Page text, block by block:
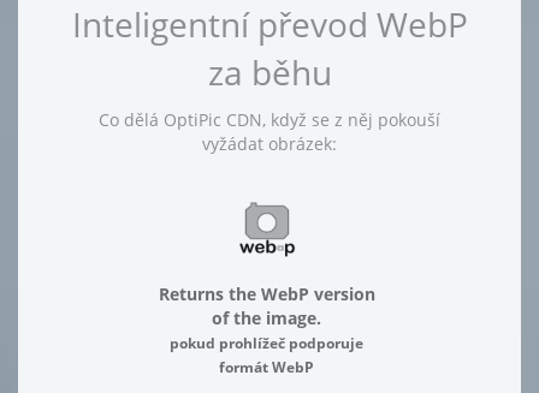
Inteligentní převod WebP
za běhu
Co dělá OptiPic CDN, když se z něj pokouší
vyžádat obrázek:
Returns the WebP version
of the image.
pokud prohlížeč podporuje
formát WebP